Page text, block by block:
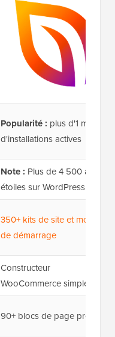
Popularité : plus d'1 million
d'installations actives
Note : Plus de 4 500 avis 5
étoiles sur WordPress.org
350+ kits de site et modèles
de démarrage
Constructeur
WooCommerce simple
90+ blocs de page premium